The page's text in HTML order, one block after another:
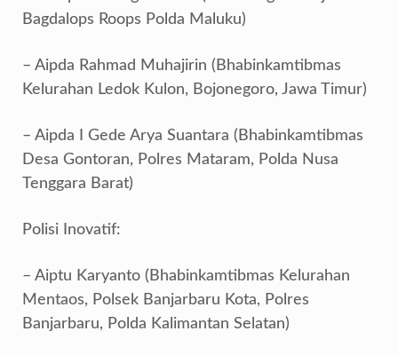
Bagdalops Roops Polda Maluku)
– Aipda Rahmad Muhajirin (Bhabinkamtibmas
Kelurahan Ledok Kulon, Bojonegoro, Jawa Timur)
– Aipda I Gede Arya Suantara (Bhabinkamtibmas
Desa Gontoran, Polres Mataram, Polda Nusa
Tenggara Barat)
Polisi Inovatif:
– Aiptu Karyanto (Bhabinkamtibmas Kelurahan
Mentaos, Polsek Banjarbaru Kota, Polres
Banjarbaru, Polda Kalimantan Selatan)